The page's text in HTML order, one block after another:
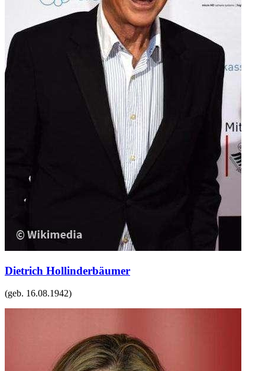
Dietrich Hollinderbäumer
(geb. 16.08.1942)